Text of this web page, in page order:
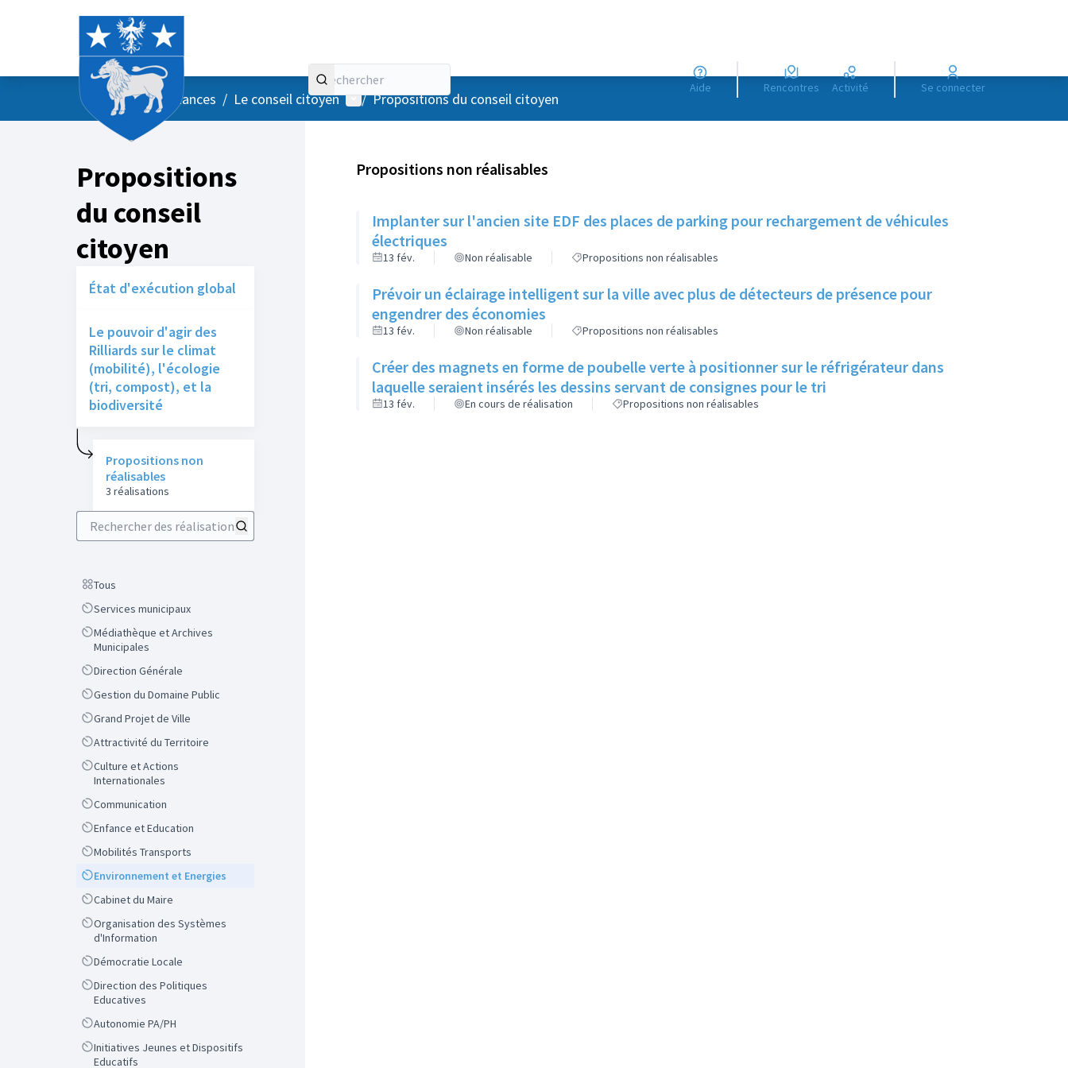
Aide Rencontres Activité Se connecter
AccueilMenu principal
/ Vos instances / Le conseil citoyen Menu utilisateur
/ Propositions du conseil citoyen
Propositions
du conseil
citoyen
État d'exécution global
Le pouvoir d'agir des
Rilliards sur le climat
(mobilité), l'écologie
(tri, compost), et la
biodiversité
Propositions non
réalisables
3 réalisations
Rechercher des réalisations
Scope
Tous
ScopeServices municipaux
Scope
Médiathèque et Archives
Municipales
ScopeDirection Générale
ScopeGestion du Domaine Public
ScopeGrand Projet de Ville
ScopeAttractivité du Territoire
Scope
Culture et Actions
Internationales
ScopeCommunication
ScopeEnfance et Education
ScopeMobilités Transports
ScopeEnvironnement et Energies
ScopeCabinet du Maire
Scope
Organisation des Systèmes
d'Information
ScopeDémocratie Locale
Scope
Direction des Politiques
Educatives
ScopeAutonomie PA/PH
Scope
Initiatives Jeunes et Dispositifs
Educatifs
Propositions non réalisables
Implanter sur l'ancien site EDF des places de parking pour rechargement de véhicules
électriques
13 fév. Non réalisable Propositions non réalisables
Prévoir un éclairage intelligent sur la ville avec plus de détecteurs de présence pour
engendrer des économies
13 fév. Non réalisable Propositions non réalisables
Créer des magnets en forme de poubelle verte à positionner sur le réfrigérateur dans
laquelle seraient insérés les dessins servant de consignes pour le tri
13 fév. En cours de réalisation Propositions non réalisables